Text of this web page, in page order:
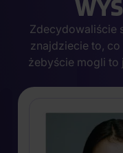
Zdecydowaliście
znajdziecie to,
żebyście mogli to